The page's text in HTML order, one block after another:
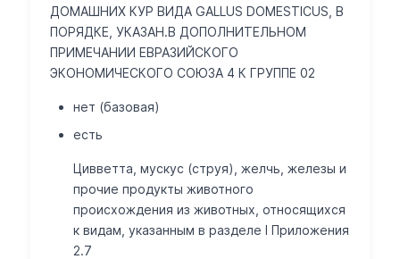
ДОМАШНИХ КУР ВИДА GALLUS DOMESTICUS, В
ПОРЯДКЕ, УКАЗАН.В ДОПОЛНИТЕЛЬНОМ
ПРИМЕЧАНИИ ЕВРАЗИЙСКОГО
ЭКОНОМИЧЕСКОГО СОЮЗА 4 К ГРУППЕ 02
нет (базовая)
есть
Цивветта, мускус (струя), желчь, железы и
прочие продукты животного
происхождения из животных, относящихся
к видам, указанным в разделе I Приложения
2.7